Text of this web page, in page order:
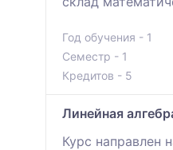
Год обучения - 1
Семестр - 1
Кредитов - 5
Линейная
Курс направлен